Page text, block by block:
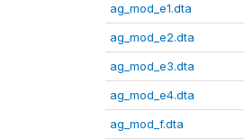
ag_mod_e1.dta
ag_mod_e2.dta
ag_mod_e3.dta
ag_mod_e4.dta
ag_mod_f.dta